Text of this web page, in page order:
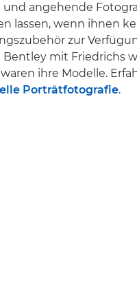
angehende
lassen, wenn ihnen
zur
Bentley mit Friedrichs
waren ihre Modelle.
Porträtfotografie.